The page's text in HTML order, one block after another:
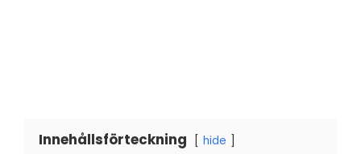
Innehållsförteckning hide